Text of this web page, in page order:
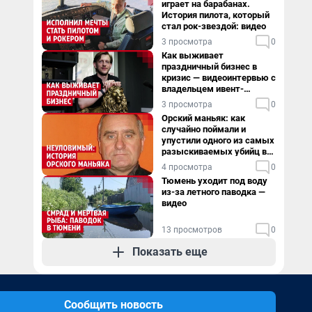
играет на барабанах.
История пилота, который
стал рок-звездой: видео
3 просмотра 0
Как выживает
праздничный бизнес в
кризис — видеоинтервью с
владельцем ивент-
агентства
3 просмотра 0
Орский маньяк: как
случайно поймали и
упустили одного из самых
разыскиваемых убийц в
России. Видео
4 просмотра 0
Тюмень уходит под воду
из-за летного паводка —
видео
13 просмотров 0
Показать еще
Сообщить новость